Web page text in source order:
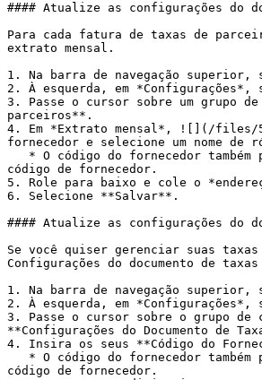
#### Atualize as configurações do
Para cada fatura de taxas de
extrato mensal.
1. Na barra de navegação
2. À esquerda, em *Configurações*,
3. Passe o cursor sobre um grupo
parceiros**.
4. Em *Extrato mensal*, ![](/files/
fornecedor e selecione um nome de
código de fornecedor.
5. Role para baixo e cole o
6. Selecione **Salvar**.
#### Atualize as configurações do
Se você quiser gerenciar suas
Configurações do documento de
1. Na barra de navegação
2. À esquerda, em *Configurações*,
3. Passe o cursor sobre o grupo de
**Configurações do Documento de
4. Insira os seus **Código do
código de fornecedor.